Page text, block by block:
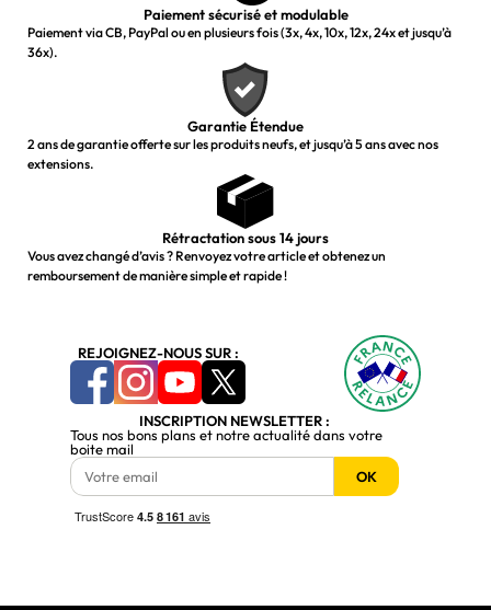
Paiement sécurisé et modulable
Paiement via CB, PayPal ou en plusieurs fois (3x, 4x, 10x, 12x, 24x et jusqu’à
36x).
Garantie Étendue
2 ans de garantie offerte sur les produits neufs, et jusqu’à 5 ans avec nos
extensions.
Rétractation sous 14 jours
Vous avez changé d’avis ? Renvoyez votre article et obtenez un
remboursement de manière simple et rapide !
REJOIGNEZ-NOUS SUR :
INSCRIPTION NEWSLETTER :
Tous nos bons plans et notre actualité dans votre
boite mail
OK